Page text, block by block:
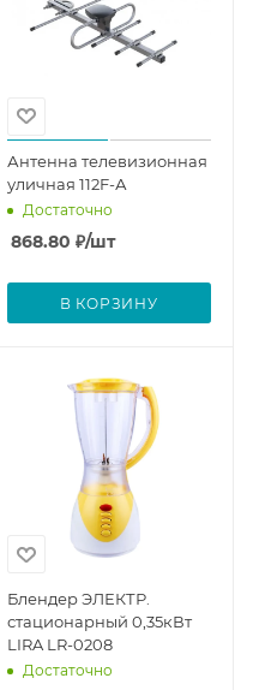
Антенна телевизионная
уличная 112F-А
Достаточно
868.80 ₽/шт
В КОРЗИНУ
Блендер ЭЛЕКТР.
стационарный 0,35кВт
LIRA LR-0208
Достаточно